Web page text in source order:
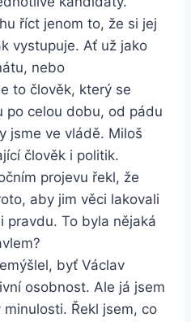
říct jenom to, že si jej
vystupuje. Ať už jako
nebo
to člověk, který se
po celou dobu, od pádu
jsme ve vládě. Miloš
člověk i politik.
projevu řekl, že
aby jim věci lakovali
pravdu. To byla nějaká
byť Václav
osobnost. Ale já jsem
Řekl jsem, co